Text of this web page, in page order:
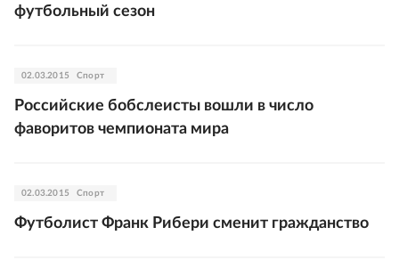
футбольный сезон
02.03.2015 Спорт
Российские бобслеисты вошли в число
фаворитов чемпионата мира
02.03.2015 Спорт
Футболист Франк Рибери сменит гражданство